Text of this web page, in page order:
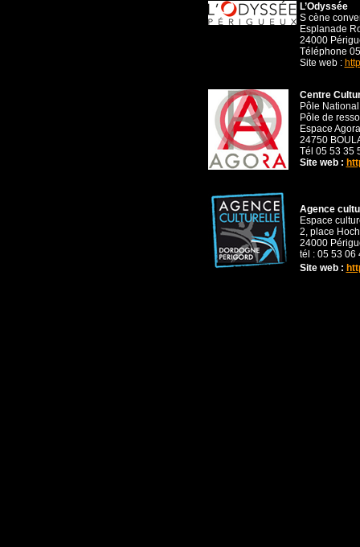
L’Odyssée
S cène
Esplanade
24000
Téléphone
Site web :
Centre
Pôle
Pôle de
Espace Agora
24750
Tél 05 53 35
Site web :
Agence
Espace
2, place
24000
tél : 05 53 06
Site web :